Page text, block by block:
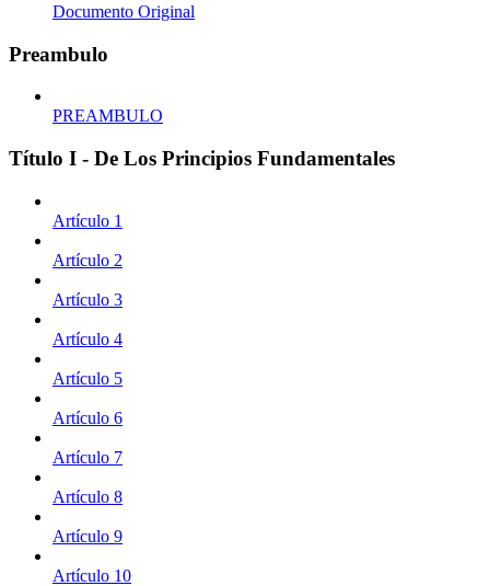
Documento Original
Preambulo
PREAMBULO
Título I - De Los Principios Fundamentales
Artículo 1
Artículo 2
Artículo 3
Artículo 4
Artículo 5
Artículo 6
Artículo 7
Artículo 8
Artículo 9
Artículo 10